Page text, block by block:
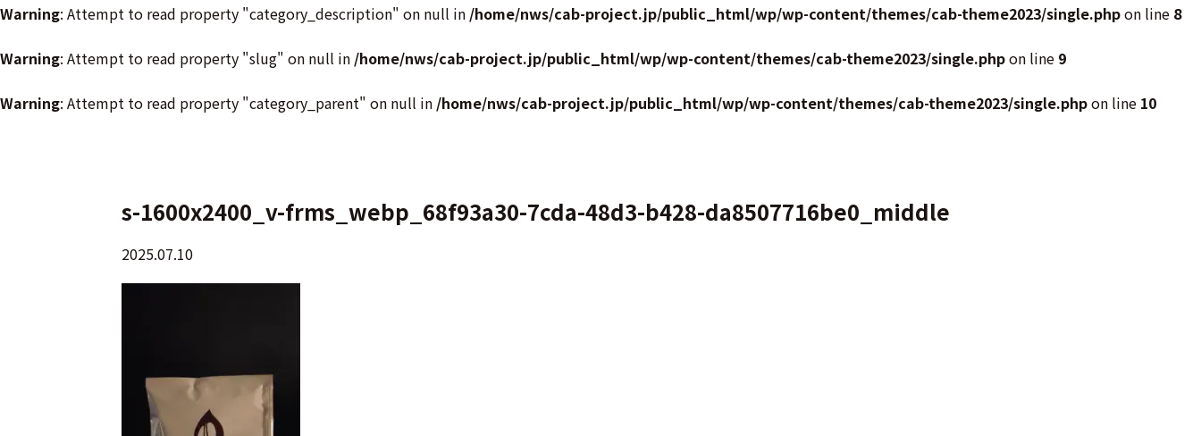
Warning: Attempt to read property "category_description" on null in /home/nws/cab-project.jp/public_html/wp/wp-content/themes/cab-theme2023/single.phpon line 8
Warning: Attempt to read property "slug" on null in /home/nws/cab-project.jp/public_html/wp/wp-content/themes/cab-theme2023/single.phpon line 9
Warning: Attempt to read property "category_parent" on null in /home/nws/cab-project.jp/public_html/wp/wp-content/themes/cab-theme2023/single.phpon line 10
s-1600x2400_v-frms_webp_68f93a30-7cda-48d3-b428-da8507716be0_middle
2025.07.10